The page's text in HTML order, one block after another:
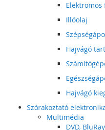
Elektromos
Illóolaj
Hajvágó
Hajvágó
Szórakoztató
Multimédia
DVD,